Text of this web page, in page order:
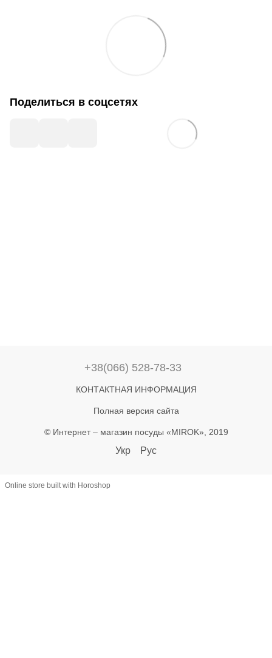
Поделиться в соцсетях
+38(066) 528-78-33
КОНТАКТНАЯ ИНФОРМАЦИЯ
Полная версия сайта
© Интернет – магазин посуды «MIROK», 2019
Укр Рус
Online store built with Horoshop